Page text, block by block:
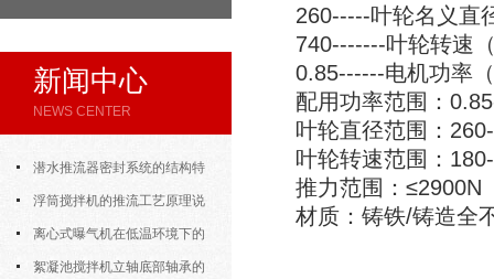
新闻中心
NEWS CENTER
潜水推流器密封系统的结构特
点与渗漏故障处理
浮筒搅拌机的推流工艺原理说
明 离心式曝气机在低温环境下的
运行特性与防冻措施
絮凝池搅拌机立轴底部轴承的
260-----叶轮名义直
740-------叶轮转速
0.85------电机功率
配用功率范围：
叶轮直径范围：
叶轮转速范围：
推力范围：≤2900N
材质：铸铁/铸造全